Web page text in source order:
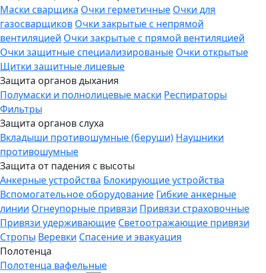
Маски сварщика Очки герметичные Очки для
газосварщиков Очки закрытые с непрямой
вентиляцией Очки закрытые с прямой вентиляцией
Очки защитные специализированые Очки открытые
Щитки защитные лицевые
Защита органов дыхания
Полумаски и полнолицевые маски Респираторы
Фильтры
Защита органов слуха
Вкладыши противошумные (беруши) Наушники
противошумные
Защита от падения с высоты
Анкерные устройства Блокирующие устройства
Вспомогательное оборудование Гибкие анкерные
линии Огнеупорные привязи Привязи страховочные
Привязи удерживающие Светоотражающие привязи
Стропы Веревки Спасение и эвакуация
Полотенца
Полотенца вафельные